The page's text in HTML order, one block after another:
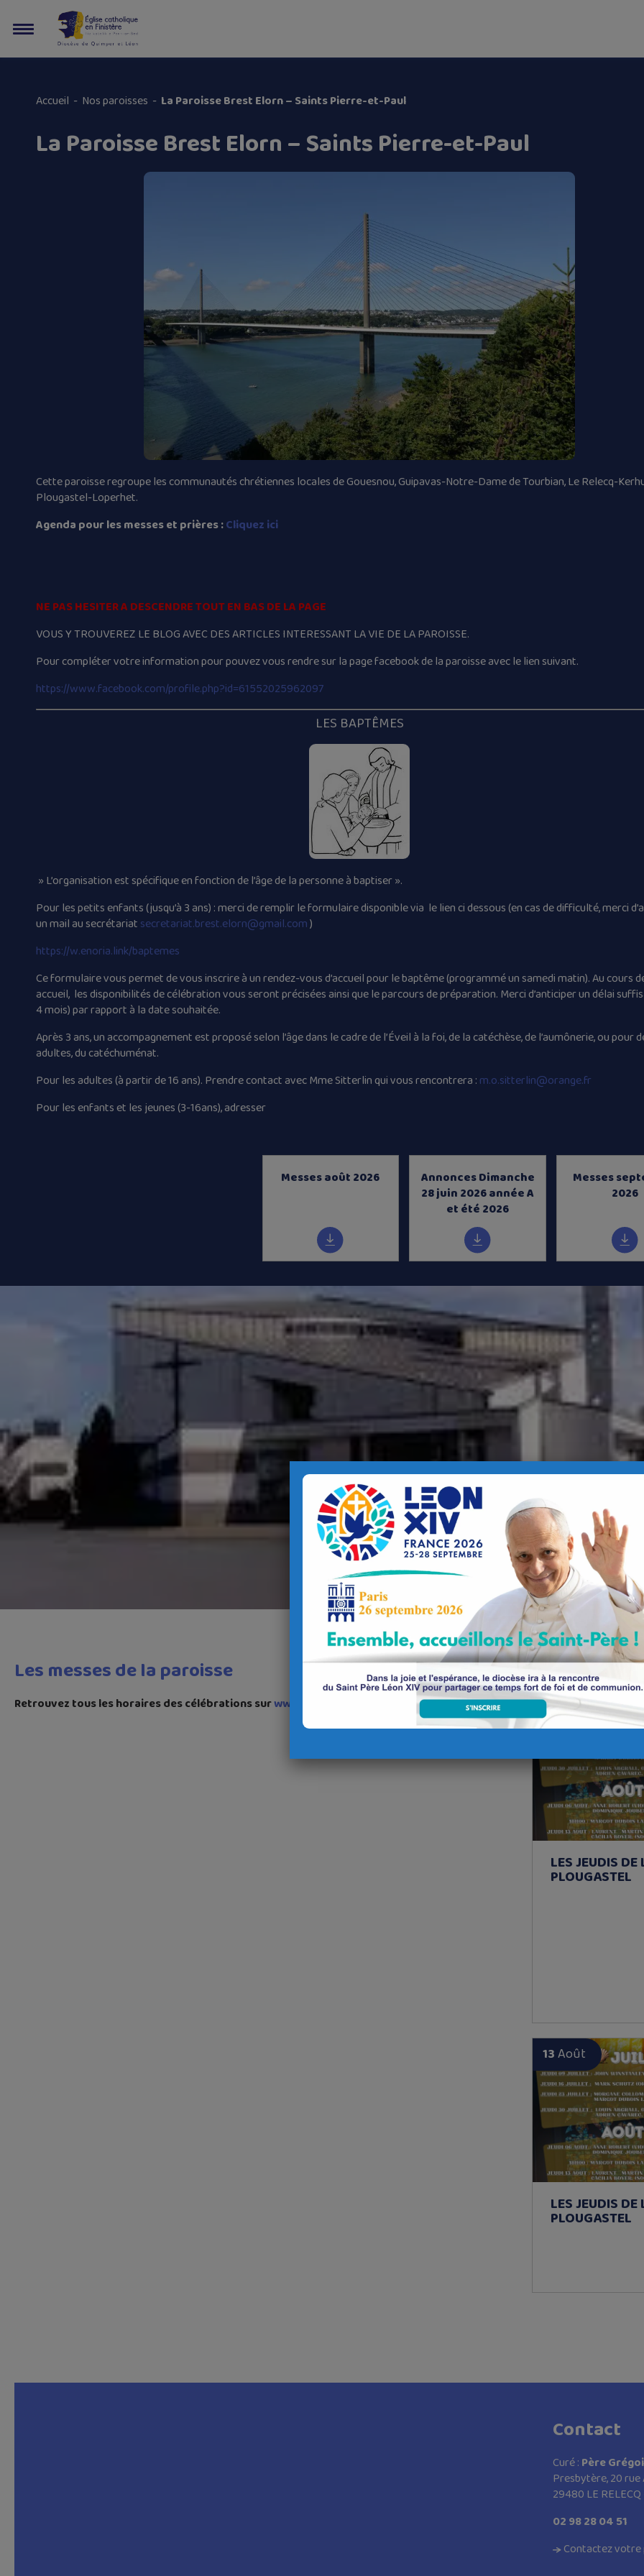
Accueil - Nos paroisses - La Paroisse Brest Elorn – Saints Pierre-et-Paul
La Paroisse Brest Elorn – Saints Pierre-et-Paul
Cette paroisse regroupe les communautés chrétiennes locales de Gouesnou, Guipavas-Notre-Dame de Tourbian, Le Relecq-
Plougastel-Loperhet.
Agenda pour les messes et prières :Cliquez ici
NE PAS HESITER A DESCENDRE TOUT EN BAS DE LA PAGE
VOUS Y TROUVEREZ LE BLOG AVEC DES ARTICLES INTERESSANT LA VIE DE LA PAROISSE.
Pour compléter votre information pour pouvez vous rendre sur la page facebook de la paroisse avec le lien suivant.
https://www.facebook.com/profile.php?id=61552025962097
LES BAPTÊMES
» L’organisation est spécifique en fonction de l’âge de la personne à baptiser ».
Pour les petits enfants (jusqu’à 3 ans) : merci de remplir le formulaire disponible via le lien ci dessous (en cas de difficulté, merci
un mail au secrétariat secretariat.brest.elorn@gmail.com)
https://w.enoria.link/baptemes
Ce formulaire vous permet de vous inscrire à un rendez-vous d’accueil pour le baptême (programmé un samedi matin). Au cours
accueil, les disponibilités de célébration vous seront précisées ainsi que le parcours de préparation. Merci d’anticiper un délai
4 mois) par rapport à la date souhaitée.
Après 3 ans, un accompagnement est proposé selon l’âge dans le cadre de l’Éveil à la foi, de la catéchèse, de l’aumônerie, ou pour
adultes, du catéchuménat.
Pour les adultes (à partir de 16 ans). Prendre contact avec Mme Sitterlin qui vous rencontrera :m.o.sitterlin@orange.fr
Pour les enfants et les jeunes (3-16ans), adresser
Messes août 2026
Annonces Dimanche
28 juin 2026 année A
et été 2026
Messes
2026
Les messes de la paroisse
Retrouvez tous les horaires des célébrations surwww.messes.info
Bientôt
06Août
LES JEUDIS DE
PLOUGASTEL
13Août
LES JEUDIS DE
PLOUGASTEL
Contact
Curé : Père
Presbytère, 20
29480 LE
02 98 28 04 51
Contactez votre